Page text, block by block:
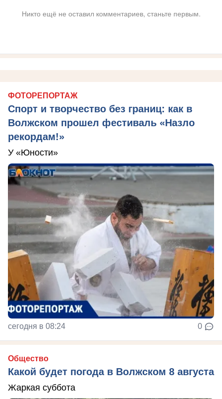
Никто ещё не оставил комментариев, станьте первым.
ФОТОРЕПОРТАЖ
Спорт и творчество без границ: как в
Волжском прошел фестиваль «Назло
рекордам!»
У «Юности»
сегодня в 08:24 0
Общество
Какой будет погода в Волжском 8 августа
Жаркая суббота